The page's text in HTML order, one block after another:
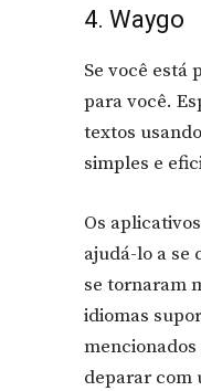
4. Waygo
Se você está
para você.
textos
simples e
Os
ajudá-lo a se
se tornaram
idiomas
deparar com